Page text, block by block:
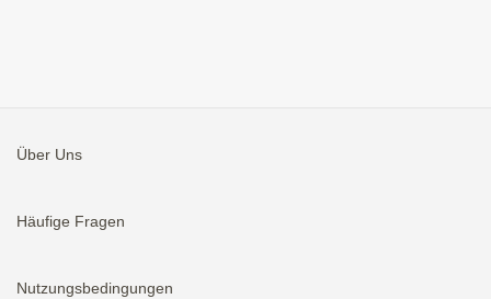
Über Uns
Häufige Fragen
Nutzungsbedingungen